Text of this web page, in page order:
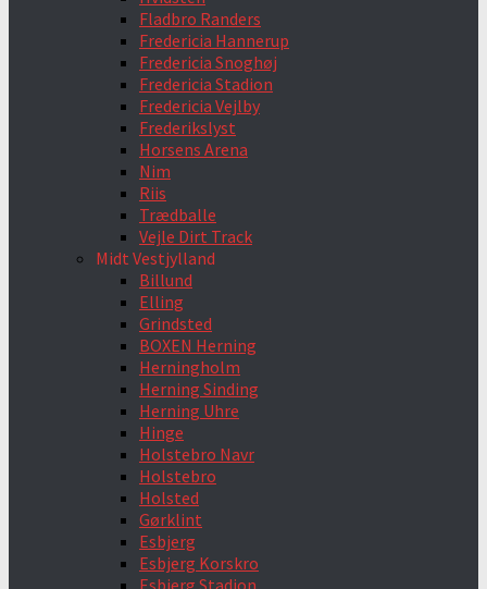
Fladbro Randers
Fredericia Hannerup
Fredericia Snoghøj
Fredericia Stadion
Fredericia Vejlby
Frederikslyst
Horsens Arena
Nim
Riis
Trædballe
Vejle Dirt Track
Midt Vestjylland
Billund
Elling
Grindsted
BOXEN Herning
Herningholm
Herning Sinding
Herning Uhre
Hinge
Holstebro Navr
Holstebro
Holsted
Gørklint
Esbjerg
Esbjerg Korskro
Esbjerg Stadion